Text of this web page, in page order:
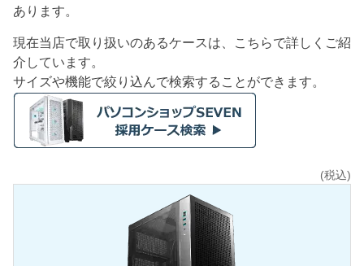
あります。
現在当店で取り扱いのあるケースは、こちらで詳しくご紹
介しています。
サイズや機能で絞り込んで検索することができます。
(税込)